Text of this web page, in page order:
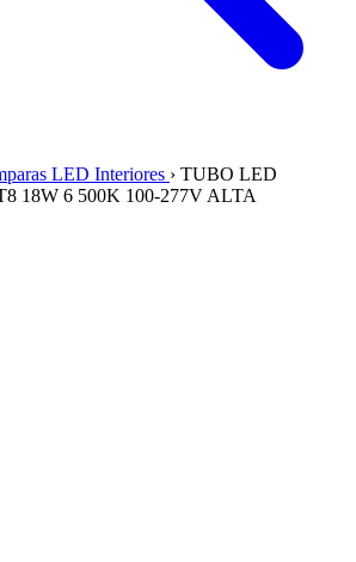
LED Interiores › TUBO LED
18W 6 500K 100-277V ALTA